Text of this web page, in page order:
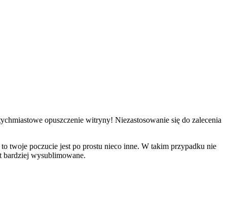
opuszczenie witryny! Niezastosowanie się do zalecenia
twoje poczucie jest po prostu nieco inne. W takim przypadku nie
bardziej wysublimowane.